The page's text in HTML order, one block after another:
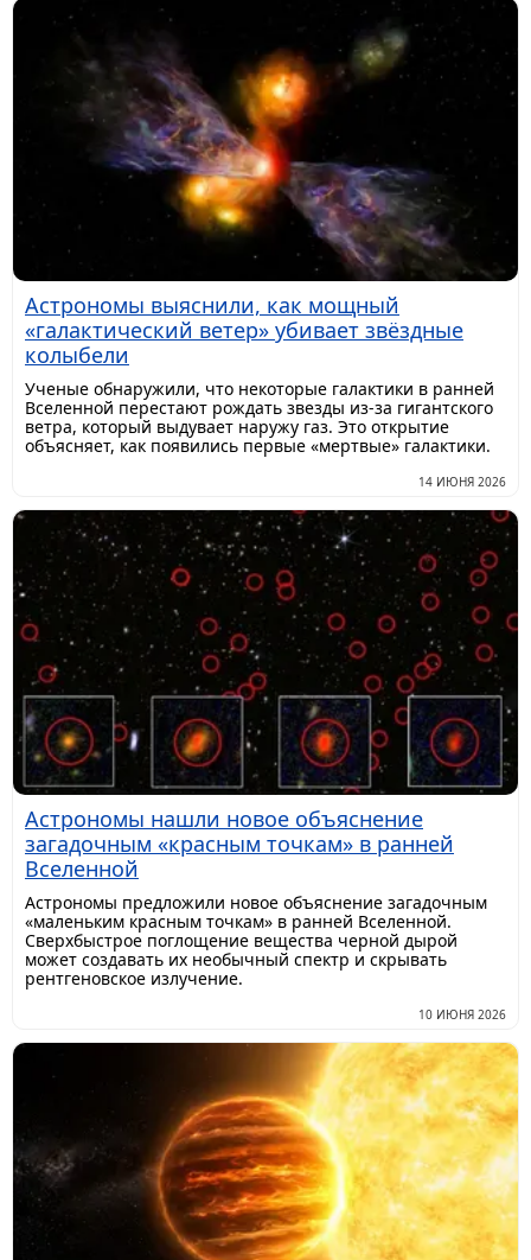
Астрономы выяснили, как мощный
«галактический ветер» убивает звёздные
колыбели
Ученые обнаружили, что некоторые галактики в ранней
Вселенной перестают рождать звезды из-за гигантского
ветра, который выдувает наружу газ. Это открытие
объясняет, как появились первые «мертвые» галактики.
14 ИЮНЯ 2026
Астрономы нашли новое объяснение
загадочным «красным точкам» в ранней
Вселенной
Астрономы предложили новое объяснение загадочным
«маленьким красным точкам» в ранней Вселенной.
Сверхбыстрое поглощение вещества черной дырой
может создавать их необычный спектр и скрывать
рентгеновское излучение.
10 ИЮНЯ 2026